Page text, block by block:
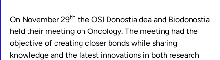
On November 29th the OSI Donostialdea and Biodonostia
held their meeting on Oncology. The meeting had the
objective of creating closer bonds while sharing
knowledge and the latest innovations in both research